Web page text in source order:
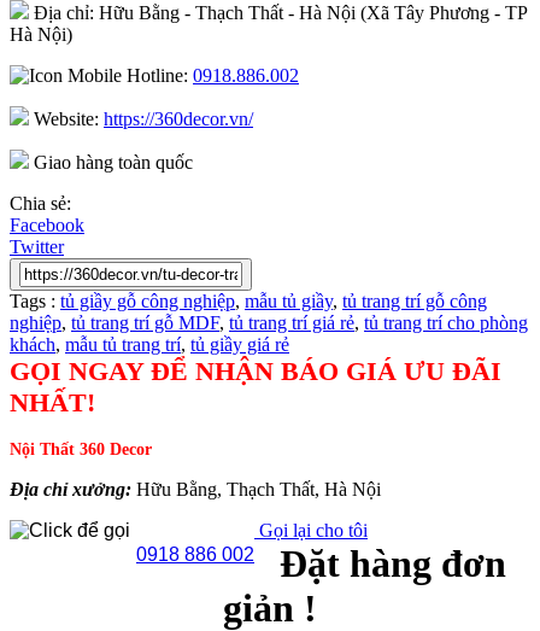
Địa chỉ: Hữu Bằng - Thạch Thất - Hà Nội (Xã Tây Phương - TP
Hà Nội)
Hotline: 0918.886.002
Website: https://360decor.vn/
Giao hàng toàn quốc
Chia sẻ:
Facebook
Twitter
Tags : tủ giầy gỗ công nghiệp, mẫu tủ giầy, tủ trang trí gỗ công
nghiệp, tủ trang trí gỗ MDF, tủ trang trí giá rẻ, tủ trang trí cho phòng
khách, mẫu tủ trang trí, tủ giầy giá rẻ
GỌI NGAY ĐỂ NHẬN BÁO GIÁ ƯU ĐÃI
NHẤT!
Nội Thất 360 Decor
Địa chỉ xưởng: Hữu Bằng, Thạch Thất, Hà Nội
0918 886 002
Gọi lại cho tôi
Đặt hàng đơn
giản !